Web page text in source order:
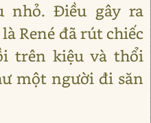
nhỏ. Điều gây ra
René đã rút chiếc
trên kiệu và thổi
một người đi săn